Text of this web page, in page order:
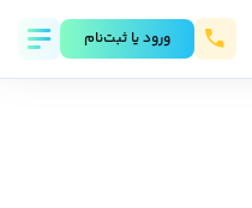
ورود يا ثبت‌نام